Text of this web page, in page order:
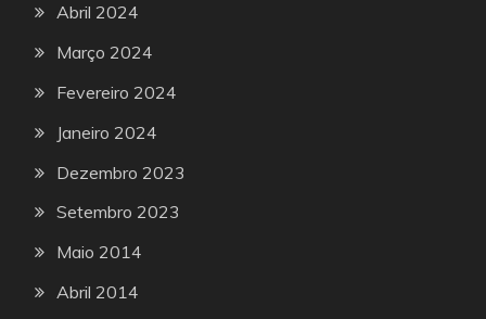
Abril 2024
Março 2024
Fevereiro 2024
Janeiro 2024
Dezembro 2023
Setembro 2023
Maio 2014
Abril 2014